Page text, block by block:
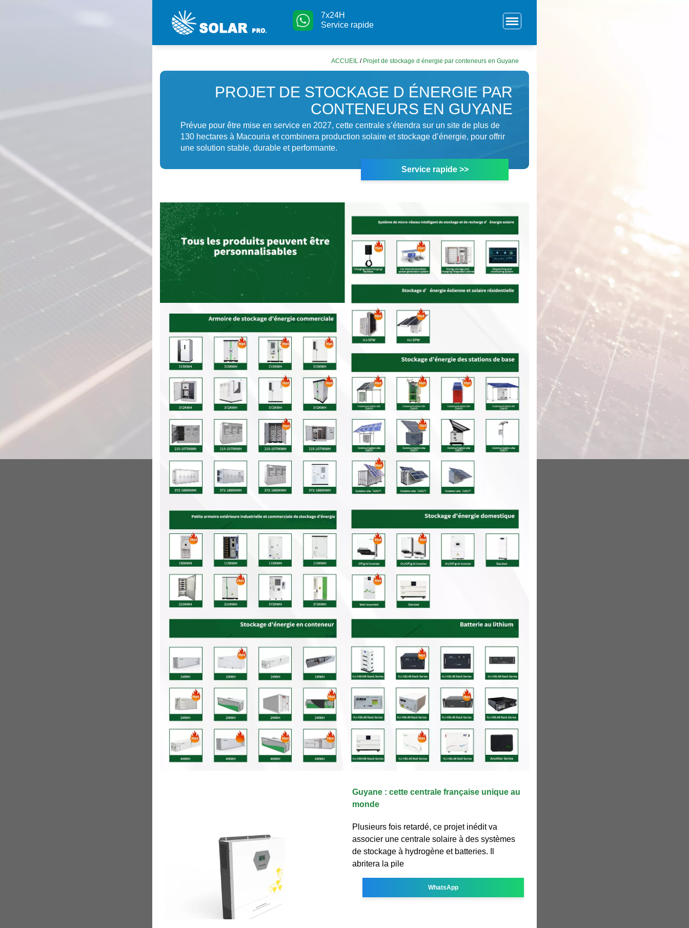
7x24H
Service rapide
ACCUEIL / Projet de stockage d énergie par conteneurs en Guyane
PROJET DE STOCKAGE D ÉNERGIE PAR
CONTENEURS EN GUYANE
Prévue pour être mise en service en 2027, cette centrale s’étendra sur un site de plus de
130 hectares à Macouria et combinera production solaire et stockage d’énergie, pour offrir
une solution stable, durable et performante.
Service rapide >>
Guyane : cette centrale française unique au
monde
Plusieurs fois retardé, ce projet inédit va
associer une centrale solaire à des systèmes
de stockage à hydrogène et batteries. Il
abritera la pile
WhatsApp